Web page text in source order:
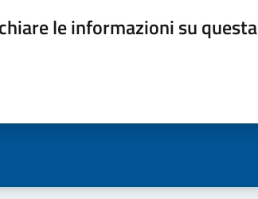
le informazioni su questa